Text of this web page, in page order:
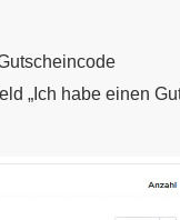
„Ich habe einen